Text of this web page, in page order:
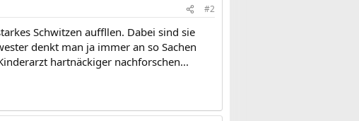
#2
Schwitzen auffllen. Dabei sind sie
denkt man ja immer an so Sachen
hartnäckiger nachforschen...